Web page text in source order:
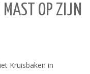
OP ZIJN
Kruisbaken in